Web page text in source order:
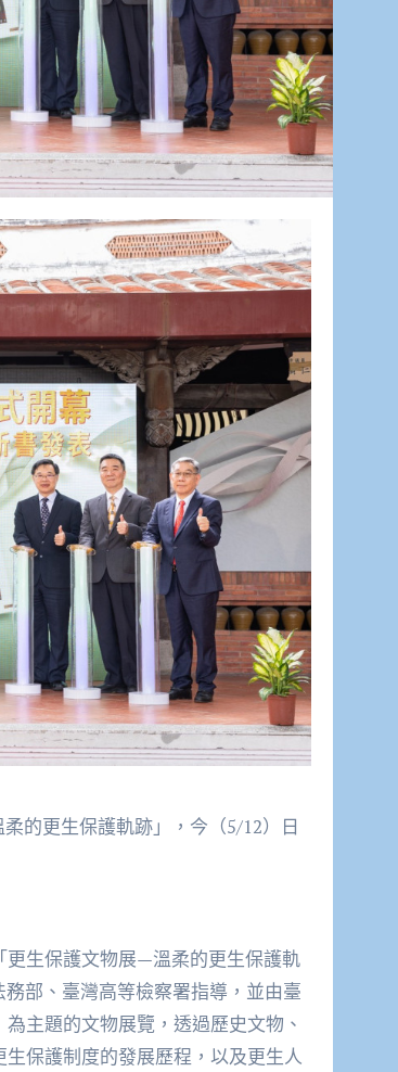
的更生保護軌跡」，今（5/12）日
更生保護文物展—溫柔的更生保護軌
部、臺灣高等檢察署指導，並由臺
主題的文物展覽，透過歷史文物、
保護制度的發展歷程，以及更生人